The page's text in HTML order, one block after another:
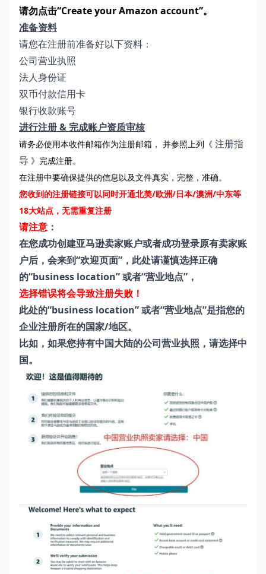
请勿点击“Create your Amazon account”。
准备资料
请您在注册前准备好以下资料：
公司营业执照
法人身份证
双币付款信用卡
银行收款账号
进行注册 & 完成账户资质审核
请务必使用本收件邮箱作为注册邮箱， 并参照上列《 注册指
导 》完成注册。
在注册中要确保提供的信息以及文件真实，完整，准确。
您收到的注册链接可以同时开通北美/欧洲/日本/澳洲/中东等
18大站点，无需重复注册
请注意 ：
在您成功创建亚马逊卖家账户或者成功登录原有卖家账
户后，会来到“欢迎页面”，此处请谨慎选择正确
的“business location” 或者“营业地点”，
选择错误将会导致注册失败！
此处的“business location” 或者“营业地点”是指您的
企业注册所在的国家/地区。
比如，如果您持有中国大陆的公司营业执照，请选择中
国。